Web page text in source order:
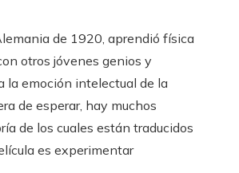
de 1920, aprendió física
otros jóvenes genios y
la emoción intelectual de la
de esperar, hay muchos
de los cuales están traducidos
es experimentar